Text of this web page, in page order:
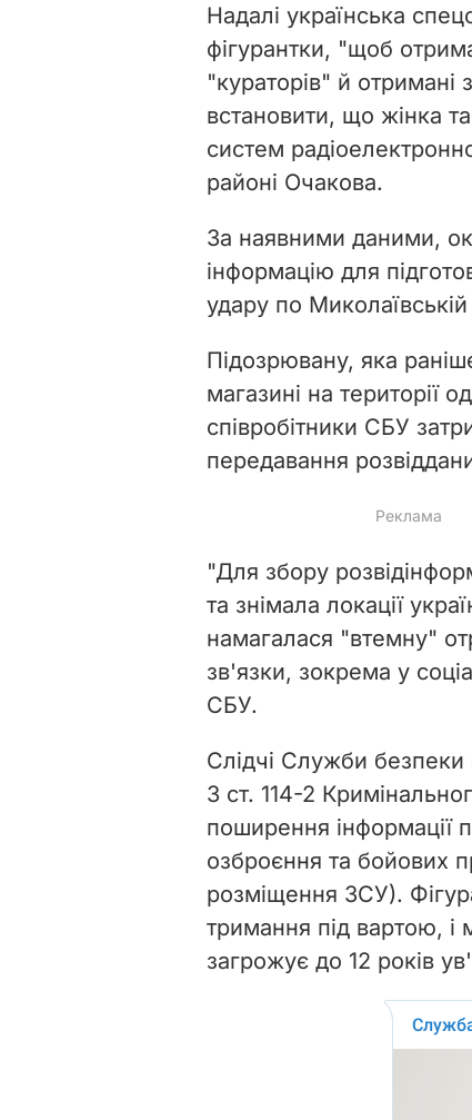
Надалі українська
фігурантки, "щоб
"кураторів" й
встановити, що жінка
систем
районі Очакова.
За наявними даними,
інформацію для
удару по Миколаївській
Підозрювану, яка
магазині на території
співробітники СБУ
передавання
"Для збору
та знімала локації
намагалася "втемну"
зв'язки, зокрема у
СБУ.
Слідчі Служби безпеки
3 ст. 114-2
поширення інформації
озброєння та бойових
розміщення ЗСУ).
тримання під вартою, і
загрожує до 12 років